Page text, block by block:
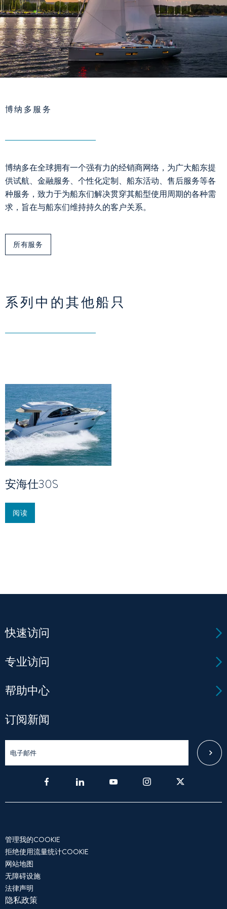
博纳多服务
博纳多在全球拥有一个强有力的经销商网络，为广大船东提
供试航、金融服务、个性化定制、船东活动、售后服务等各
种服务，致力于为船东们解决贯穿其船型使用周期的各种需
求，旨在与船东们维持持久的客户关系。
所有服务
系列中的其他船只
安海仕30S
阅读
快速访问
专业访问
帮助中心
订阅新闻
管理我的COOKIE
拒绝使用流量统计COOKIE
网站地图
无障碍设施
法律声明
隐私政策